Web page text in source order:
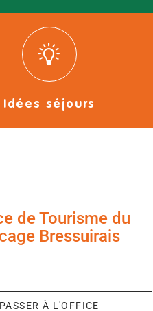
Idées séjours
de Tourisme du
Bressuirais
PASSER À L'OFFICE